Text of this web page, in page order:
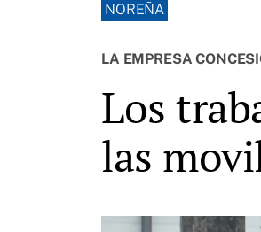
NOREÑA
LA EMPRESA
Los
las